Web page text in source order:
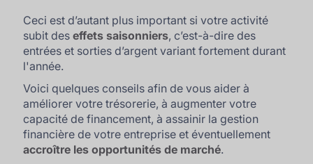
Ceci est d’autant plus important si votre activité
subit deseffets saisonniers, c’est-à-dire des
entrées et sorties d’argent variant fortement durant
l'année.
Voici quelques conseils afin de vous aider à
améliorer votre trésorerie, à augmenter votre
capacité de financement, à assainir la gestion
financière de votre entreprise et éventuellement
accroître les opportunités de marché.